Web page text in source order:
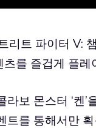
리트 파이터 V:
를 즐겁게 플
보 몬스터 ‘켄
트를 통해서만